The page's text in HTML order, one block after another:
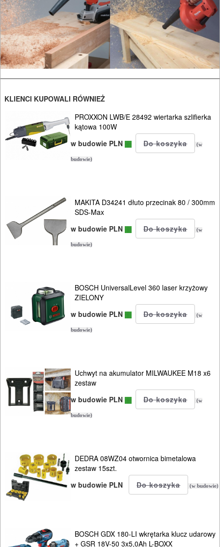
KLIENCI KUPOWALI RÓWNIEŻ
PROXXON LWB/E 28492 wiertarka szlifierka
kątowa 100W
w budowie PLN
(w
budowie)
MAKITA D34241 dłuto przecinak 80 / 300mm
SDS-Max
w budowie PLN
(w
budowie)
BOSCH UniversalLevel 360 laser krzyżowy
ZIELONY
w budowie PLN
(w
budowie)
Uchwyt na akumulator MILWAUKEE M18 x6
zestaw
w budowie PLN
(w
budowie)
DEDRA 08WZ04 otwornica bimetalowa
zestaw 15szt.
w budowie PLN
(w budowie)
BOSCH GDX 180-LI wkrętarka klucz udarowy
+ GSR 18V-50 3x5,0Ah L-BOXX